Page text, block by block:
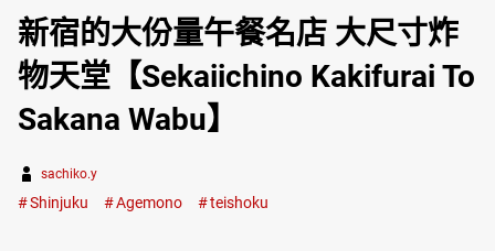
新宿的大份量午餐名店 大尺寸炸
物天堂【Sekaiichino Kakifurai To
Sakana Wabu】
sachiko.y
Shinjuku Agemono teishoku